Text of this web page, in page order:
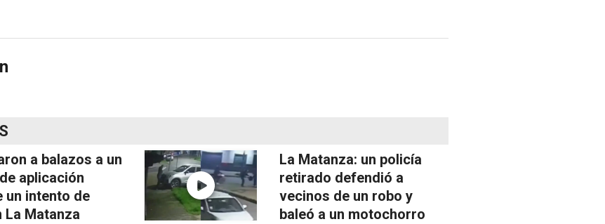
a balazos a un
aplicación
un intento de
La Matanza
La Matanza: un policía
retirado defendió a
vecinos de un robo y
baleó a un motochorro